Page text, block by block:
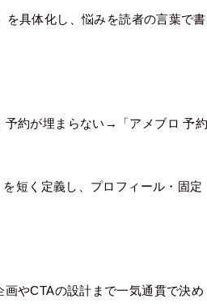
を具体化し、悩みを読者の言葉で書
予約が埋まらない→「アメブロ 予約
短く定義し、プロフィール・固定
やCTAの設計まで一気通貫で決め